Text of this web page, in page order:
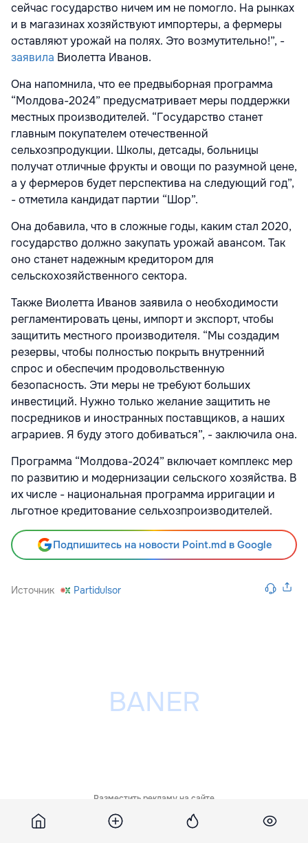
сейчас государство ничем им не помогло. На рынках
и в магазинах хозяйствуют импортеры, а фермеры
оставляют урожай на полях. Это возмутительно!”, -
заявила Виолетта Иванов.
Она напомнила, что ее предвыборная программа
“Молдова-2024” предусматривает меры поддержки
местных производителей. “Государство станет
главным покупателем отечественной
сельхозпродукции. Школы, детсады, больницы
получат отличные фрукты и овощи по разумной цене,
а у фермеров будет перспектива на следующий год”,
- отметила кандидат партии “Шор”.
Она добавила, что в сложные годы, каким стал 2020,
государство должно закупать урожай авансом. Так
оно станет надежным кредитором для
сельскохозяйственного сектора.
Также Виолетта Иванов заявила о необходимости
регламентировать цены, импорт и экспорт, чтобы
защитить местного производителя. “Мы создадим
резервы, чтобы полностью покрыть внутренний
спрос и обеспечим продовольственную
безопасность. Эти меры не требуют больших
инвестиций. Нужно только желание защитить не
посредников и иностранных поставщиков, а наших
аграриев. Я буду этого добиваться”, - заключила она.
Программа “Молдова-2024” включает комплекс мер
по развитию и модернизации сельского хозяйства. В
их числе - национальная программа ирригации и
льготное кредитование сельхозпроизводителей.
Подпишитесь на новости Point.md в Google
Источник Partidulsor
Разместить рекламу на сайте